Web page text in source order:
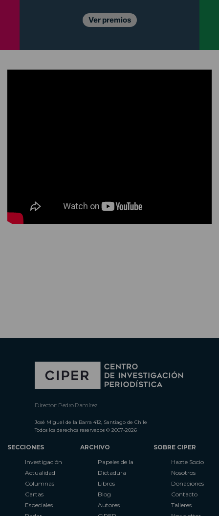
Ver premios
Director: Pedro Ramírez
José Miguel de la Barra 412, Santiago de Chile
Todos los derechos reservados © 2007-2026
SECCIONES
Investigación
Actualidad
Columnas
Cartas
Especiales
ARCHIVO
Papeles de la
Dictadura
Libros
Blog
Autores
SOBRE CIPER
Hazte Socio
Nosotros
Donaciones
Contacto
Talleres